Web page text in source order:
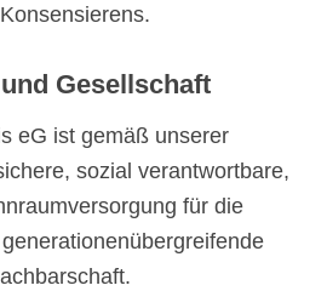
Gesellschaft
eG ist gemäß unserer
sozial verantwortbare,
für die